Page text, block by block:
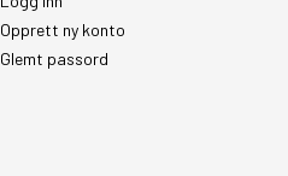
Opprett ny konto
Glemt passord